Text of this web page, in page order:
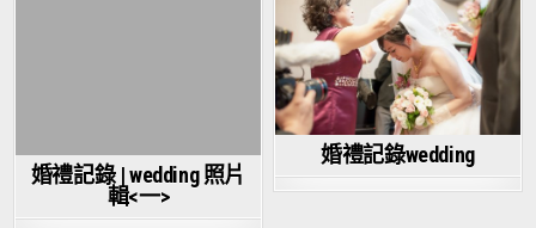
婚禮記錄 | wedding 照片
輯<一>
婚禮記錄wedding